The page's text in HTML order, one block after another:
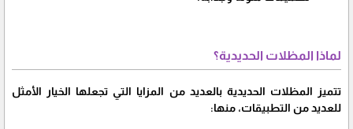
لماذا المظلات الحديدية؟
تتميز المظلات الحديدية بالعديد من المزايا التي تجعلها الخيار الأمثل
للعديد من التطبيقات، منها: